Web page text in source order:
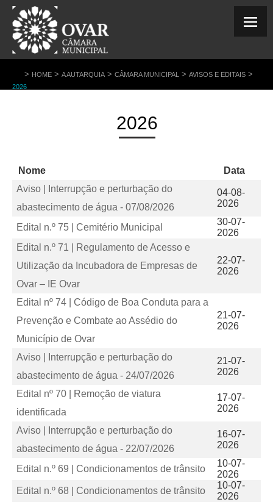
> HOME > A AUTARQUIA > CÂMARA MUNICIPAL > AVISOS E EDITAIS >
2026
2026
Nome
Data
Aviso | Interrupção e perturbação do
abastecimento de água - 07/08/2026
04-08-
2026
Edital n.º 75 | Cemitério Municipal
30-07-
2026
Edital n.º 71 | Regulamento de Acesso e
Utilização da Incubadora de Empresas de
Ovar – IE Ovar
22-07-
2026
Edital nº 74 | Código de Boa Conduta para a
Prevenção e Combate ao Assédio do
Município de Ovar
21-07-
2026
Aviso | Interrupção e perturbação do
abastecimento de água - 24/07/2026
21-07-
2026
Edital nº 70 | Remoção de viatura
identificada
17-07-
2026
Aviso | Interrupção e perturbação do
abastecimento de água - 22/07/2026
16-07-
2026
Edital n.º 69 | Condicionamentos de trânsito
10-07-
2026
Edital n.º 68 | Condicionamentos de trânsito
10-07-
2026